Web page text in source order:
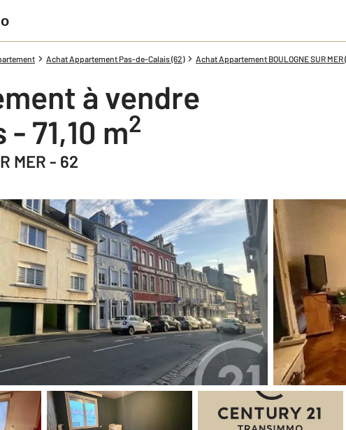
Achat Appartement Pas-de-Calais (62) Achat Appartement BOULOGNE SUR
à vendre
- 71,10 m2
MER - 62